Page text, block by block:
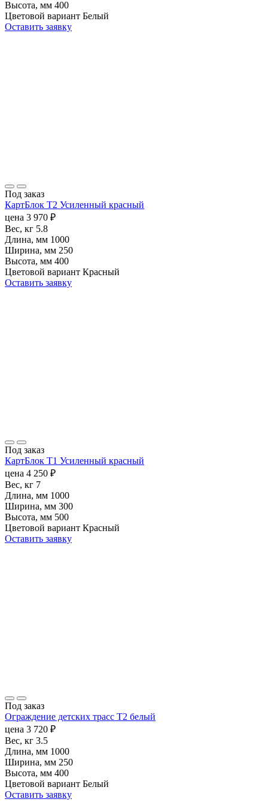
Высота, мм 400
Цветовой вариант Белый
Оставить заявку
Под заказ
КартБлок Т2 Усиленный красный
цена 3 970 ₽
Вес, кг 5.8
Длина, мм 1000
Ширина, мм 250
Высота, мм 400
Цветовой вариант Красный
Оставить заявку
Под заказ
КартБлок Т1 Усиленный красный
цена 4 250 ₽
Вес, кг 7
Длина, мм 1000
Ширина, мм 300
Высота, мм 500
Цветовой вариант Красный
Оставить заявку
Под заказ
Ограждение детских трасс Т2 белый
цена 3 720 ₽
Вес, кг 3.5
Длина, мм 1000
Ширина, мм 250
Высота, мм 400
Цветовой вариант Белый
Оставить заявку